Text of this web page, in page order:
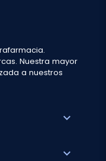
Nuestra mayor
a nuestros
expand_more
expand_more